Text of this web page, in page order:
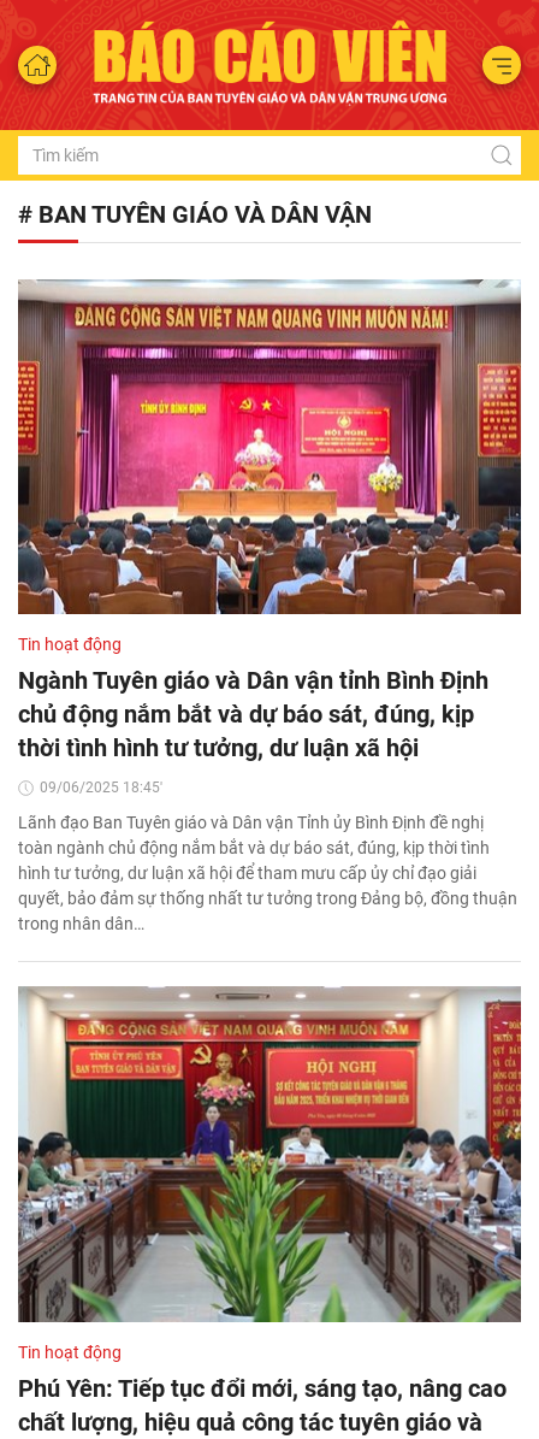
# BAN TUYÊN GIÁO VÀ DÂN VẬN
Tin hoạt động
Ngành Tuyên giáo và Dân vận tỉnh Bình Định
chủ động nắm bắt và dự báo sát, đúng, kịp
thời tình hình tư tưởng, dư luận xã hội
09/06/2025 18:45'
Lãnh đạo Ban Tuyên giáo và Dân vận Tỉnh ủy Bình Định đề nghị
toàn ngành chủ động nắm bắt và dự báo sát, đúng, kịp thời tình
hình tư tưởng, dư luận xã hội để tham mưu cấp ủy chỉ đạo giải
quyết, bảo đảm sự thống nhất tư tưởng trong Đảng bộ, đồng thuận
trong nhân dân…
Tin hoạt động
Phú Yên: Tiếp tục đổi mới, sáng tạo, nâng cao
chất lượng, hiệu quả công tác tuyên giáo và